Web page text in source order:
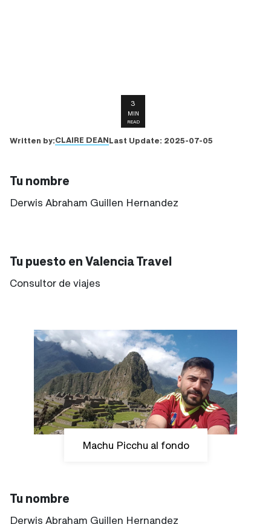
3
MIN
READ
Written by:CLAIRE DEANLast Update: 2025-07-05
Tu nombre
Derwis Abraham Guillen Hernandez
Tu puesto en Valencia Travel
Consultor de viajes
Machu Picchu al fondo
Tu nombre
Derwis Abraham Guillen Hernandez